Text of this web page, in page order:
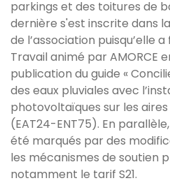
parkings et des toitures de
dernière s'est inscrite dans
de l’association puisqu’elle
Travail animé par AMORCE
publication du guide «
des eaux pluviales avec
photovoltaïques sur les
(EAT24-ENT75). En
été marqués par des
les mécanismes de soutien
notamment le tarif S21.